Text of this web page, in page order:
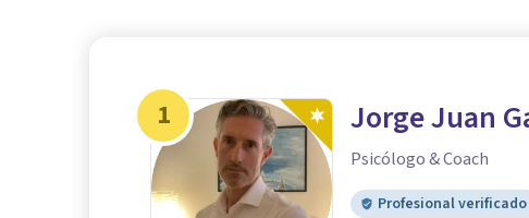
1 Jorge Juan
Psicólogo & Coach
Profesional verificado